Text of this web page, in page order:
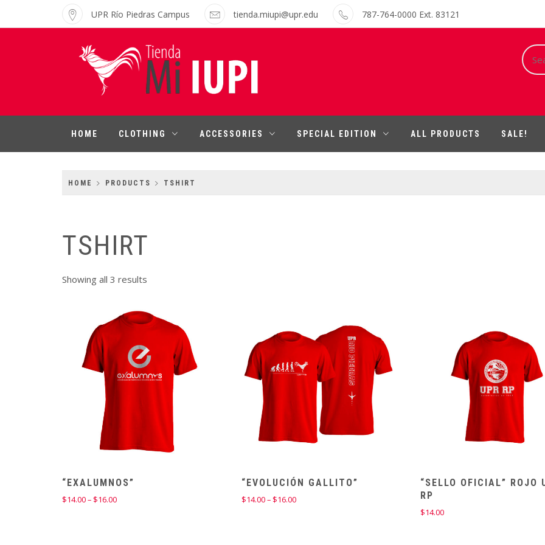
UPR Río Piedras Campus tienda.miupi@upr.edu 787-764-0000 Ext. 83121
MI IUPI SHOP
University of Puerto Rico-Rio Piedras
for:
HOME CLOTHING ACCESSORIES SPECIAL EDITION ALL PRODUCTS SALE!
HOME PRODUCTS TSHIRT
TSHIRT
Showing all 3 results
“EXALUMNOS”
$14.00– $16.00Price
“EVOLUCIÓN GALLITO”
$14.00– $16.00Price
“SELLO OFICIAL” ROJO
RP
$14.00